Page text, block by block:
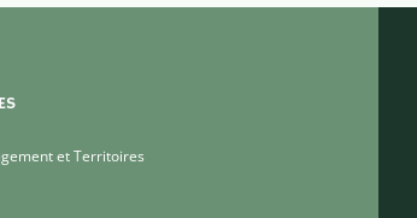
et Territoires